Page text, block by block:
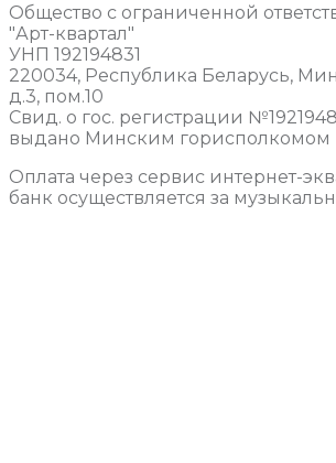
Общество с ограниченной
"Арт-квартал"
УНП 192194831
220034, Республика Беларусь,
д.3, пом.10
Свид. о гос. регистрации
выдано Минским горисполкомом
Оплата через сервис интернет-
банк осуществляется за